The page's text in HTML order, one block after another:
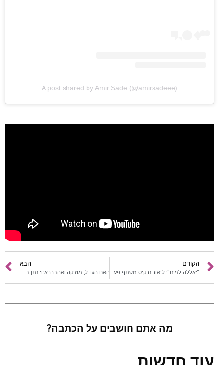
A post shared by Amir Sade (@amirsadeee)
הקודם
"יאללה למים": ליאור נרקיס משתף פעולה עם סתיו בגר ודורון מדלי
הבא
האח הגדול, מוזיקה ואהבה: אחי נתן בפודקאסט מיוחד
מה אתם חושבים על הכתבה?
עוד חדשות